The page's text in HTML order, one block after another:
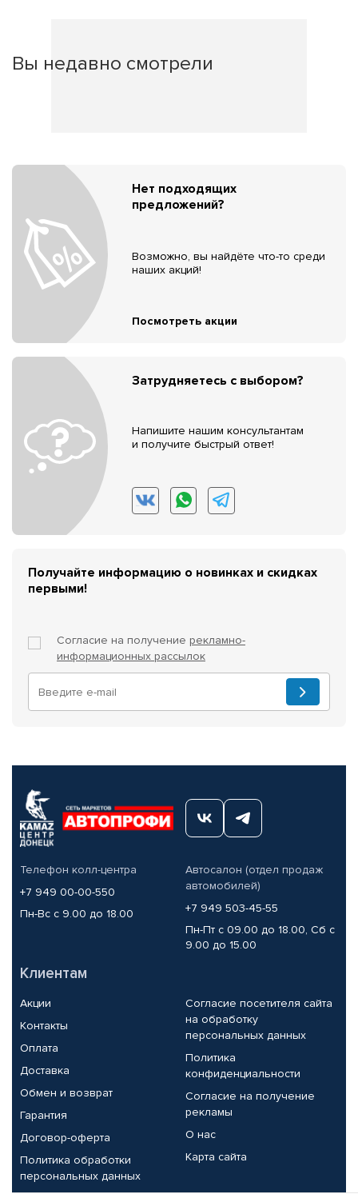
Вы недавно смотрели
Нет подходящих
предложений?
Возможно, вы найдёте что-то среди
наших акций!
Посмотреть акции
Затрудняетесь с выбором?
Напишите нашим консультантам
и получите быстрый ответ!
Получайте информацию о новинках и скидках
первыми!
Согласие на получение рекламно-
информационных рассылок
Телефон колл-центра
+7 949 00-00-550
Пн-Вс с 9.00 до 18.00
Автосалон (отдел продаж
автомобилей)
+7 949 503-45-55
Пн-Пт с 09.00 до 18.00, Сб с
9.00 до 15.00
Клиентам
Акции
Контакты
Оплата
Доставка
Обмен и возврат
Гарантия
Договор-оферта
Политика обработки
персональных данных
Согласие посетителя сайта
на обработку
персональных данных
Политика
конфиденциальности
Согласие на получение
рекламы
О нас
Карта сайта